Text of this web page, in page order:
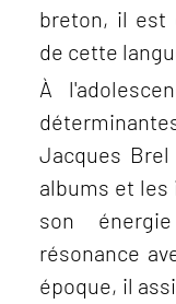
breton, il est
de cette
À
Jacques
albums et les
son
résonance
époque, il